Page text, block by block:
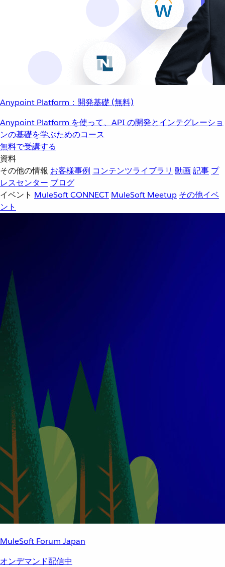
Anypoint Platform：開発基礎 (無料)
Anypoint Platform を使って、API の開発とインテグレーショ
ンの基礎を学ぶためのコース
無料で受講する
資料
その他の情報 お客様事例 コンテンツライブラリ 動画記事 プ
レスセンター ブログ
イベント MuleSoft CONNECT MuleSoft Meetup その他イベ
ント
MuleSoft Forum Japan
オンデマンド配信中